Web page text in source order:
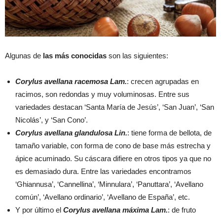
Algunas de las más conocidas son las siguientes:
Corylus avellana racemosa Lam.: crecen agrupadas en
racimos, son redondas y muy voluminosas. Entre sus
variedades destacan ‘Santa María de Jesús’, ‘San Juan’, ‘San
Nicolás’, y ‘San Cono’.
Corylus avellana glandulosa Lin.: tiene forma de bellota, de
tamaño variable, con forma de cono de base más estrecha y
ápice acuminado. Su cáscara difiere en otros tipos ya que no
es demasiado dura. Entre las variedades encontramos
‘Ghiannusa’, ‘Cannellina’, ‘Minnulara’, ‘Panuttara’, ‘Avellano
común’, ‘Avellano ordinario’, ‘Avellano de España’, etc.
Y por último el Corylus avellana máxima Lam.: de fruto